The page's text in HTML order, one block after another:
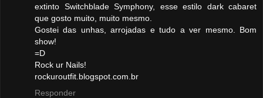
extinto Switchblade Symphony, esse estilo dark cabaret
que gosto muito, muito mesmo.
Gostei das unhas, arrojadas e tudo a ver mesmo. Bom
show!
=D
Rock ur Nails!
rockuroutfit.blogspot.com.br
Responder